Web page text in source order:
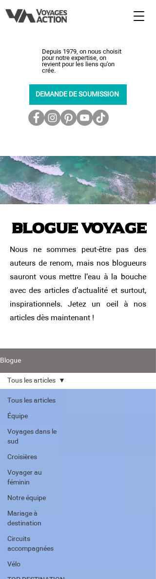
Depuis 1979, on nous choisit
pour notre expertise, on
revient pour les liens qu'on
crée.
DEMANDE DE SOUMISSION
450-464-0363
Blogue voyage
Nous ne sommes peut-être pas des
auteurs de renom, mais nos blogueurs
sauront vous mettre l’eau à la bouche
avec des articles d’actualité et surtout,
inspirationnels. Jetez un oeil à nos
articles dès maintenant !
Blogue
Tous les articles
Équipe
Voyages dans le
sud
Croisières
Voyager au
féminin
Notre équipe
Mariage à
destination
Circuits
accompagnées
Vélo
Tous les articles